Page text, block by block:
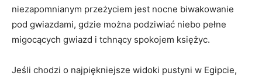
niezapomnianym przeżyciem jest nocne ⁣biwakowanie
pod gwiazdami, gdzie ⁤można podziwiać niebo pełne⁣
migocących gwiazd i tchnący⁣ spokojem księżyc.
Jeśli chodzi ⁣o najpiękniejsze widoki ⁤pustyni w Egipcie,